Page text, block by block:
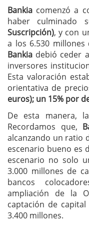
Bankia comenzó a
haber culminado
Suscripción), y con
a los 6.530 millones
Bankia debió ceder
inversores
Esta valoración
orientativa de
euros); un 15% por
De esta manera,
Recordamos que,
alcanzando un ratio
escenario bueno es
escenario no solo
3.000 millones de
bancos
ampliación de la
captación de
3.400 millones.